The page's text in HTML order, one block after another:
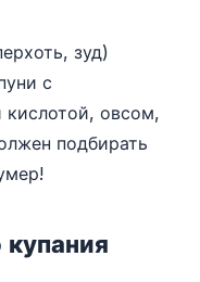
зуд)
с
кислотой, овсом,
подбирать
купания